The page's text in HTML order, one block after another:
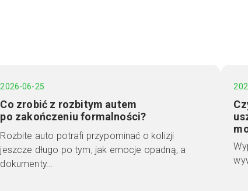
2026-06-25
Co zrobić z rozbitym autem
po zakończeniu formalności?
Rozbite auto potrafi przypominać o kolizji
jeszcze długo po tym, jak emocje opadną, a
dokumenty…